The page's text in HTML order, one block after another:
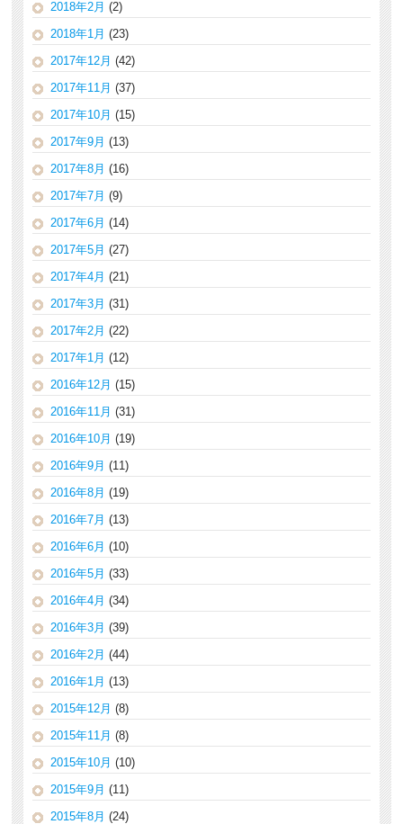
2018年2月 (2)
2018年1月 (23)
2017年12月 (42)
2017年11月 (37)
2017年10月 (15)
2017年9月 (13)
2017年8月 (16)
2017年7月 (9)
2017年6月 (14)
2017年5月 (27)
2017年4月 (21)
2017年3月 (31)
2017年2月 (22)
2017年1月 (12)
2016年12月 (15)
2016年11月 (31)
2016年10月 (19)
2016年9月 (11)
2016年8月 (19)
2016年7月 (13)
2016年6月 (10)
2016年5月 (33)
2016年4月 (34)
2016年3月 (39)
2016年2月 (44)
2016年1月 (13)
2015年12月 (8)
2015年11月 (8)
2015年10月 (10)
2015年9月 (11)
2015年8月 (24)